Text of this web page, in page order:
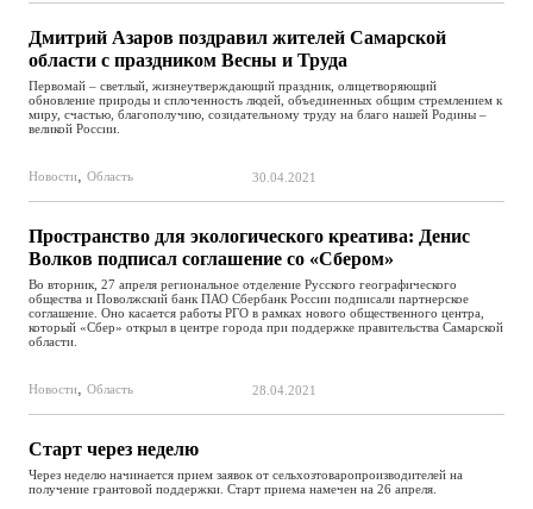
Дмитрий Азаров поздравил жителей Самарской
области с праздником Весны и Труда
Первомай – светлый, жизнеутверждающий праздник, олицетворяющий
обновление природы и сплоченность людей, объединенных общим стремлением к
миру, счастью, благополучию, созидательному труду на благо нашей Родины –
великой России.
Новости,Область 30.04.2021
Пространство для экологического креатива: Денис
Волков подписал соглашение со «Сбером»
Во вторник, 27 апреля региональное отделение Русского географического
общества и Поволжский банк ПАО Сбербанк России подписали партнерское
соглашение. Оно касается работы РГО в рамках нового общественного центра,
который «Сбер» открыл в центре города при поддержке правительства Самарской
области.
Новости,Область 28.04.2021
Старт через неделю
Через неделю начинается прием заявок от сельхозтоваропроизводителей на
получение грантовой поддержки. Старт приема намечен на 26 апреля.